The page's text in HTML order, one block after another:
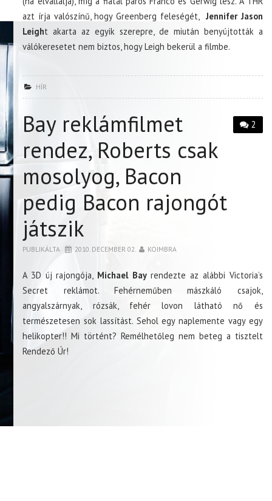
azt írja valószínű, hogy Greenberg feleségét, Jennifer Jason
Leight akarta az egyik szerepre, de miután benyújtották a
válókeresetet nem biztos, hogy Leigh bekerül a filmbe.
HÍR
2
Bay reklámfilmet
rendez, Roberts csak
mosolyog, Bacon
pedig Bacon rajongót
játszik
PUBLIKÁLTA 2010. DECEMBER 02. KOIMBRA
A 3D új rajongója, Michael Bayrendezte az alábbi Victoria’s
Secret reklámot. Fehérneműben mászkáló csajok,
angyalszárnyak, rózsák, fehér lovon látható nő és
természetesen sok lassítást. Sehol egy naplemente vagy egy
helikopter!! Mi történt? Remélhetőleg nem beteg a tisztelt
Rendező Úr!